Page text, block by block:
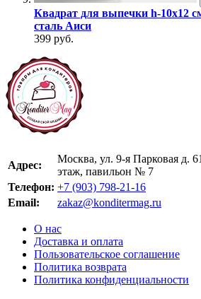
Квадрат для выпечки h-10х12
сталь Аиси
399 руб.
Адрес:
Москва, ул. 9-я Парковая д.
этаж, павильон № 7
Телефон: +7 (903) 798-21-16
Email:
zakaz@konditermag.ru
О нас
Доставка и оплата
Пользовательское соглашение
Политика возврата
Политика конфиденциальности